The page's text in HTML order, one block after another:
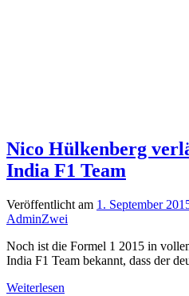
Nico Hülkenberg
India F1 Team
Veröffentlicht am 1. September
AdminZwei
Noch ist die Formel 1 2015 in
India F1 Team bekannt, dass der
Weiterlesen